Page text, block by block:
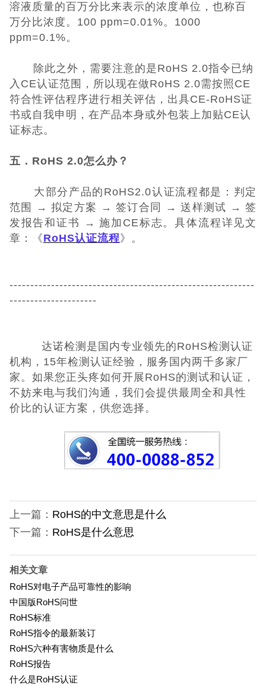
溶液质量的百万分比来表示的浓度单位，也称百
万分比浓度。100 ppm=0.01%。1000
ppm=0.1%。
除此之外，需要注意的是RoHS 2.0指令已纳
入CE认证范围，所以现在做RoHS 2.0需按照CE
符合性评估程序进行相关评估，出具CE-RoHS证
书或自我申明，在产品本身或外包装上加贴CE认
证标志。
五．RoHS 2.0怎么办？
大部分产品的RoHS2.0认证流程都是：判定
范围 → 拟定方案 → 签订合同 → 送样测试 → 签
发报告和证书 → 施加CE标志。具体流程详见文
章：《RoHS认证流程》。
-----------------------------------------------------------
---------------------
达诺检测是国内专业领先的RoHS检测认证
机构，15年检测认证经验，服务国内两千多家厂
家。如果您正头疼如何开展RoHS的测试和认证，
不妨来电与我们沟通，我们会提供最周全和具性
价比的认证方案，供您选择。
上一篇： RoHS的中文意思是什么
下一篇： RoHS是什么意思
相关文章
RoHS对电子产品可靠性的影响
中国版RoHS问世
RoHS标准
RoHS指令的最新装订
RoHS六种有害物质是什么
RoHS报告
什么是RoHS认证